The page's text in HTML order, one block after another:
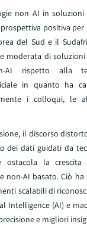
non AI in
positiva
del Sud e il
moderata di
AI rispetto alla
in quanto ha
i colloqui, le
il discorso
dei dati guidati da
ostacola la
non-AI basato. Ciò
scalabili di
Intelligence (AI) e
e migliori